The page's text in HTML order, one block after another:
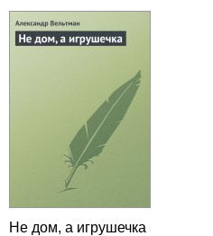
Не дом, а игрушечка